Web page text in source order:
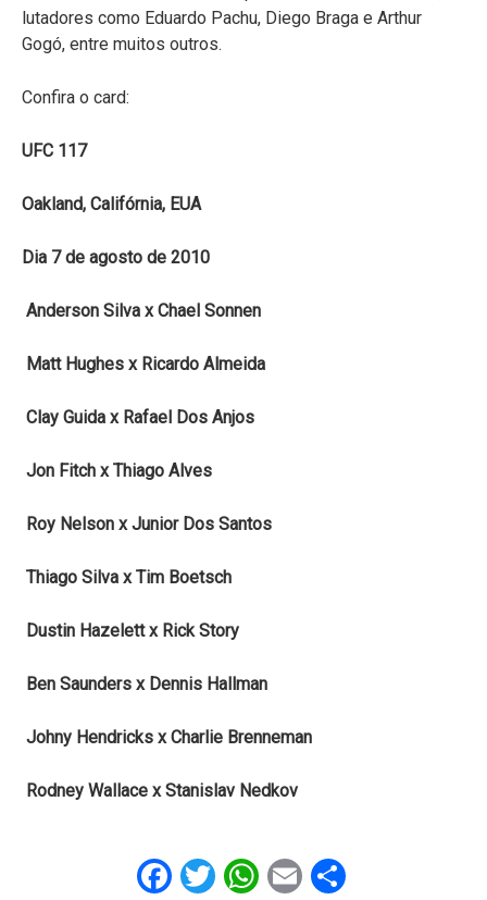
lutadores como Eduardo Pachu, Diego Braga e Arthur
Gogó, entre muitos outros.
Confira o card:
UFC 117
Oakland, Califórnia, EUA
Dia 7 de agosto de 2010
Anderson Silva x Chael Sonnen
Matt Hughes x Ricardo Almeida
Clay Guida x Rafael Dos Anjos
Jon Fitch x Thiago Alves
Roy Nelson x Junior Dos Santos
Thiago Silva x Tim Boetsch
Dustin Hazelett x Rick Story
Ben Saunders x Dennis Hallman
Johny Hendricks x Charlie Brenneman
Rodney Wallace x Stanislav Nedkov
Facebook
Twitter
WhatsApp
EmailShare